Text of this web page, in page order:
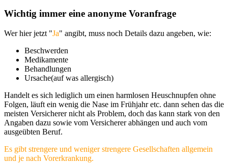
Wichtig immer eine anonyme Voranfrage
Wer hier jetzt "Ja" angibt, muss noch Details dazu angeben, wie:
Beschwerden
Medikamente
Behandlungen
Ursache(auf was allergisch)
Handelt es sich lediglich um einen harmlosen Heuschnupfen ohne
Folgen, läuft ein wenig die Nase im Frühjahr etc. dann sehen das die
meisten Versicherer nicht als Problem, doch das kann stark von den
Angaben dazu sowie vom Versicherer abhängen und auch vom
ausgeübten Beruf.
Es gibt strengere und weniger strengere Gesellschaften allgemein
und je nach Vorerkrankung.